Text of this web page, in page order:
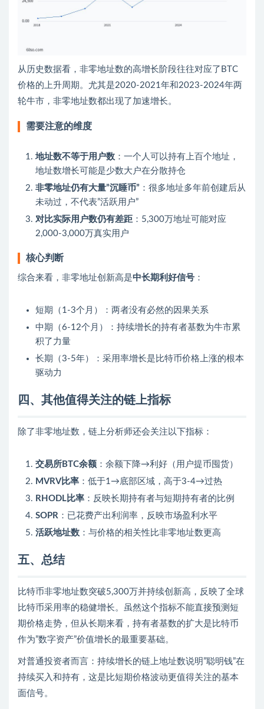
从历史数据看，非零地址数的高增长阶段往往对应了BTC
价格的上升周期。尤其是2020-2021年和2023-2024年两
轮牛市，非零地址数都出现了加速增长。
需要注意的维度
地址数不等于用户数 ：一个人可以持有上百个地址，
地址数增长可能是少数大户在分散持仓
非零地址仍有大量”沉睡币” ：很多地址多年前创建后从
未动过，不代表”活跃用户”
对比实际用户数仍有差距 ：5,300万地址可能对应
2,000-3,000万真实用户
核心判断
综合来看，非零地址创新高是中长期利好信号 ：
短期（1-3个月）：两者没有必然的因果关系
中期（6-12个月）：持续增长的持有者基数为牛市累
积了力量
长期（3-5年）：采用率增长是比特币价格上涨的根本
驱动力
四、其他值得关注的链上指标
除了非零地址数，链上分析师还会关注以下指标：
交易所BTC余额 ：余额下降→利好（用户提币囤货）
MVRV比率 ：低于1→底部区域，高于3-4→过热
RHODL比率 ：反映长期持有者与短期持有者的比例
SOPR ：已花费产出利润率，反映市场盈利水平
活跃地址数 ：与价格的相关性比非零地址数更高
五、总结
比特币非零地址数突破5,300万并持续创新高，反映了全球
比特币采用率的稳健增长。虽然这个指标不能直接预测短
期价格走势，但从长期来看，持有者基数的扩大是比特币
作为”数字资产”价值增长的最重要基础。
对普通投资者而言：持续增长的链上地址数说明”聪明钱”在
持续买入和持有，这是比短期价格波动更值得关注的基本
面信号。